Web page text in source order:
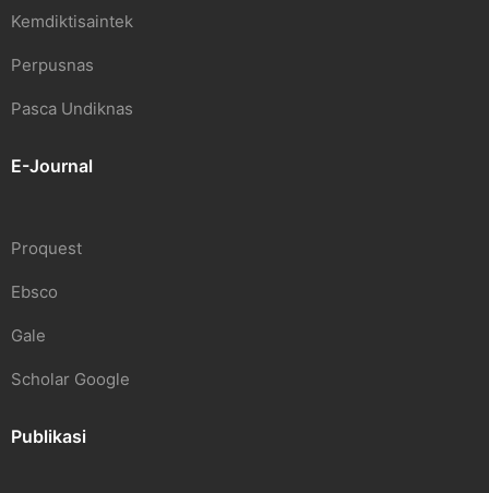
Kemdiktisaintek
Perpusnas
Pasca Undiknas
E-Journal
Proquest
Ebsco
Gale
Scholar Google
Publikasi